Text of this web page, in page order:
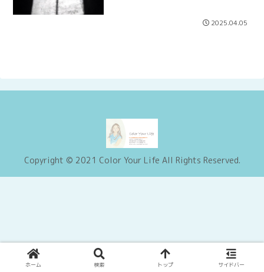
2025.04.05
Copyright © 2021 Color Your Life All Rights Reserved.
ホーム 検索 トップ サイドバー